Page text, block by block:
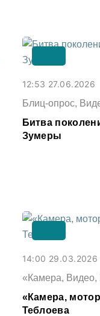
12:53 27.06.2026
Блиц-опрос,
Битва
Зумеры
14:00 29.03.2026
«Камера, Видео,
«Камера,
Теблоева